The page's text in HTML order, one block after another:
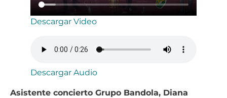
Descargar Video
Descargar Audio
Asistente concierto Grupo Bandola, Diana